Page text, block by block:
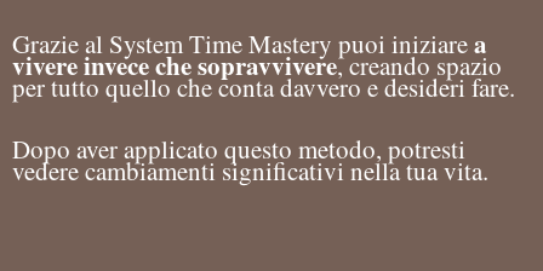
Grazie al System Time Mastery puoi iniziarea
vivere invece che sopravvivere, creando spazio
per tutto quello che conta davvero e desideri fare.
Dopo aver applicato questo metodo, potresti
vedere cambiamenti significativi nella tua vita.